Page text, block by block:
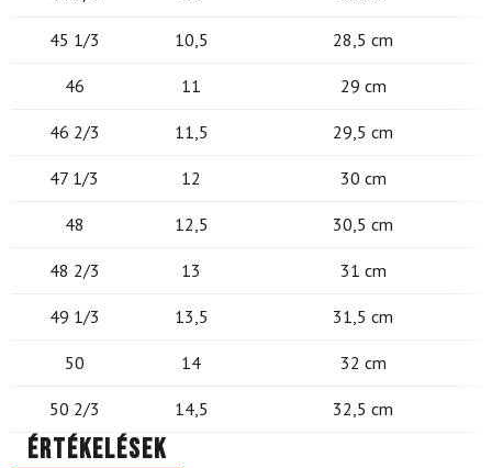
45 1/3 10,5 28,5 cm
46 11 29 cm
46 2/3 11,5 29,5 cm
47 1/3 12 30 cm
48 12,5 30,5 cm
48 2/3 13 31 cm
49 1/3 13,5 31,5 cm
50 14 32 cm
50 2/3 14,5 32,5 cm
Értékelések